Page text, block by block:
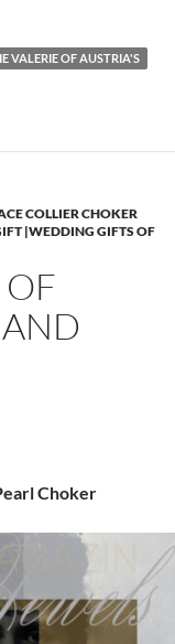
VALERIE OF AUSTRIA'S
COLLIER CHOKER
|WEDDING GIFTS OF
OF
Choker